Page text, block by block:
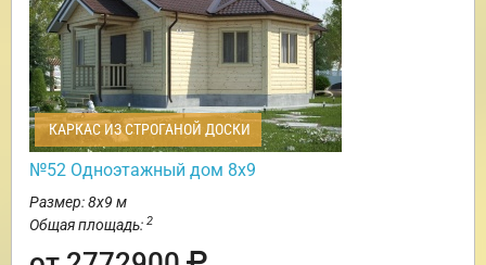
КАРКАС ИЗ СТРОГАНОЙ ДОСКИ
№52 Одноэтажный дом 8х9
Размер: 8х9 м
Общая площадь: 2